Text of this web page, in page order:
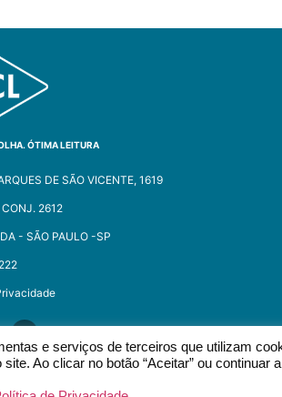
DIOGO, 657/669
SP 05118100
LIVRO COMERCIO
PAULISTA, 103
ÓTIMA LEITURA
DE SÃO VICENTE, 1619
CONJ. 2612
- SÃO PAULO -SP​
DCL - TODOS OS DIREITOS RESERVADOS.​
e serviços de terceiros que utilizam
site. Ao clicar no botão “Aceitar” ou